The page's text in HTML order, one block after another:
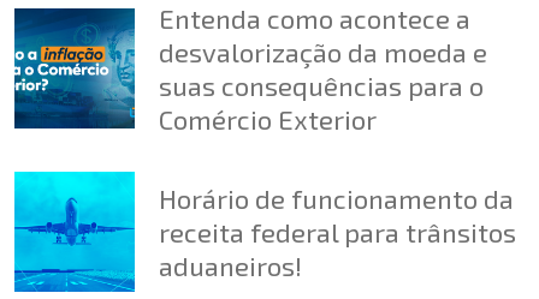
Entenda como acontece a
desvalorização da moeda e
suas consequências para o
Comércio Exterior
Horário de funcionamento da
receita federal para trânsitos
aduaneiros!